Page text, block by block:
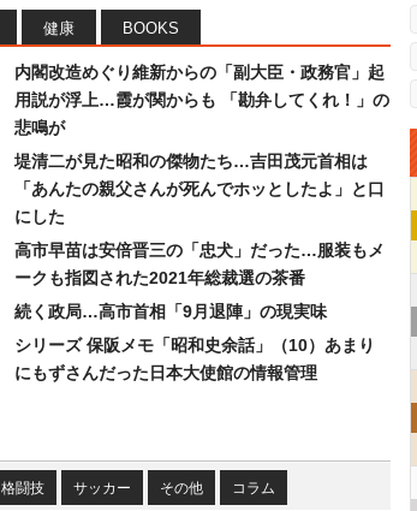
健康 BOOKS
内閣改造めぐり維新からの「副大臣・政務官」起
用説が浮上…霞が関からも 「勘弁してくれ！」の
悲鳴が
堤清二が見た昭和の傑物たち…吉田茂元首相は
「あんたの親父さんが死んでホッとしたよ」と口
にした
高市早苗は安倍晋三の「忠犬」だった…服装もメ
ークも指図された2021年総裁選の茶番
続く政局…高市首相「9月退陣」の現実味
シリーズ 保阪メモ「昭和史余話」（10）あまり
にもずさんだった日本大使館の情報管理
格闘技 サッカー その他 コラム